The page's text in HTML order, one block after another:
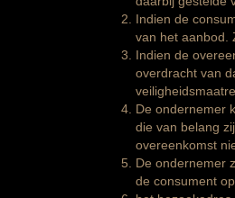
Indien de
van het aanbod.
Indien de
overdracht van
De ondernemer
die van belang
overeenkomst
De ondernemer
de consument